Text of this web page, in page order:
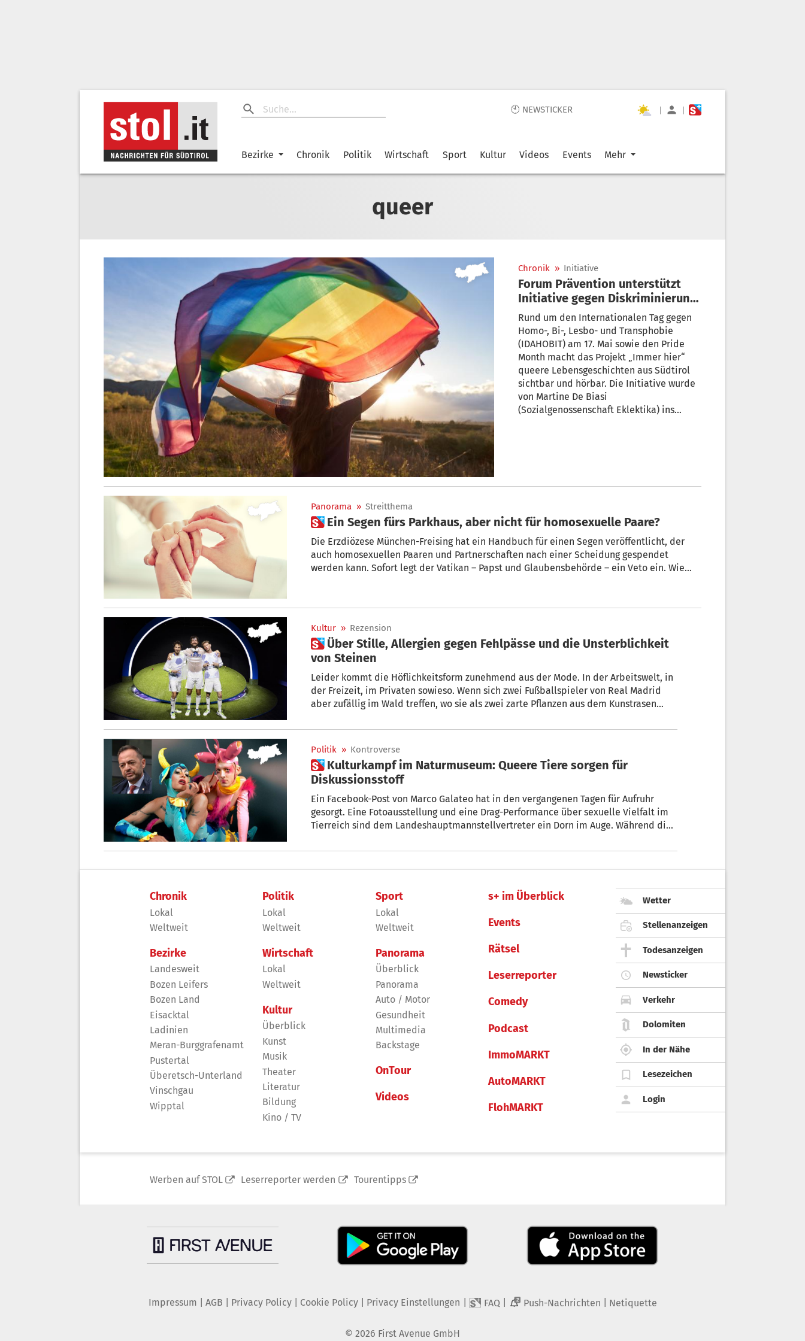
🕙 NEWSTICKER | |
Bezirke Chronik Politik Wirtschaft Sport Kultur Videos Events Mehr
queer
Chronik » Initiative
Forum Prävention unterstützt
Initiative gegen Diskriminierung
von queeren Menschen
Rund um den Internationalen Tag gegen
Homo-, Bi-, Lesbo- und Transphobie
(IDAHOBIT) am 17. Mai sowie den Pride
Month macht das Projekt „Immer hier“
queere Lebensgeschichten aus Südtirol
sichtbar und hörbar. Die Initiative wurde
von Martine De Biasi
(Sozialgenossenschaft Eklektika) ins
Panorama » Streitthema
 Ein Segen fürs Parkhaus, aber nicht für homosexuelle Paare?
Die Erzdiözese München-Freising hat ein Handbuch für einen Segen veröffentlicht, der
auch homosexuellen Paaren und Partnerschaften nach einer Scheidung gespendet
werden kann. Sofort legt der Vatikan – Papst und Glaubensbehörde – ein Veto ein. Wie
Kultur » Rezension
 Über Stille, Allergien gegen Fehlpässe und die Unsterblichkeit
von Steinen
Leider kommt die Höflichkeitsform zunehmend aus der Mode. In der Arbeitswelt, in
der Freizeit, im Privaten sowieso. Wenn sich zwei Fußballspieler von Real Madrid
aber zufällig im Wald treffen, wo sie als zwei zarte Pflanzen aus dem Kunstrasen
Stürmer, der andere im Mittelfeld – spielen. Georg Aichner rezensiert das Stück
„Zwei Herren von Real Madrid“.
Politik » Kontroverse
 Kulturkampf im Naturmuseum: Queere Tiere sorgen für
Diskussionsstoff
Ein Facebook-Post von Marco Galateo hat in den vergangenen Tagen für Aufruhr
gesorgt. Eine Fotoausstellung und eine Drag-Performance über sexuelle Vielfalt im
Tierreich sind dem Landeshauptmannstellvertreter ein Dorn im Auge. Während die
Philipp Achammer und der Südtiroler Kulturszene.
Chronik
Lokal
Weltweit
Bezirke
Landesweit
Bozen Leifers
Bozen Land
Eisacktal
Ladinien
Meran-Burggrafenamt
Pustertal
Überetsch-Unterland
Vinschgau
Wipptal
Politik
Lokal
Weltweit
Wirtschaft
Lokal
Weltweit
Kultur
Überblick
Kunst
Musik
Theater
Literatur
Bildung
Kino / TV
Sport
Lokal
Weltweit
Panorama
Überblick
Panorama
Auto / Motor
Gesundheit
Multimedia
Backstage
OnTour
Videos
s+ im Überblick
Events
Rätsel
Leserreporter
Comedy
Podcast
ImmoMARKT
AutoMARKT
FlohMARKT
Wetter
Stellenanzeigen
Todesanzeigen
Newsticker
Verkehr
Dolomiten
In der Nähe
Lesezeichen
Login
Werben auf STOL Leserreporter werden Tourentipps
Impressum AGB Privacy Policy| Cookie Policy| Privacy Einstellungen FAQ 2 Push-Nachrichten Netiquette
© 2026 First Avenue GmbH